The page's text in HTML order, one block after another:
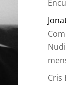
Cris